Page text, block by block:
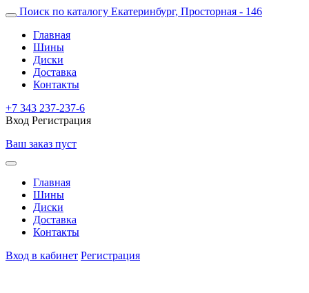
Поиск по каталогу Екатеринбург, Просторная - 146
Главная
Шины
Диски
Доставка
Контакты
+7 343 237-237-6
Вход Регистрация
Ваш заказ пуст
Главная
Шины
Диски
Доставка
Контакты
Вход в кабинет Регистрация